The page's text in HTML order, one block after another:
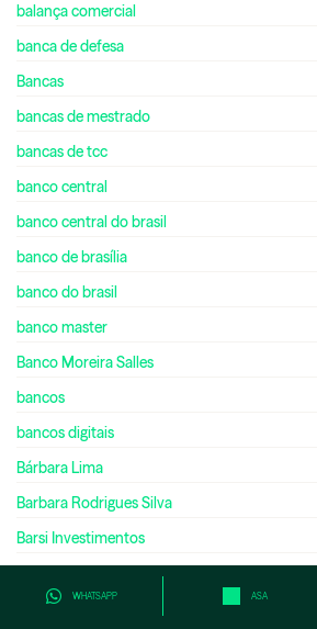
WHATSAPP ASA
balança comercial
banca de defesa
Bancas
bancas de mestrado
bancas de tcc
banco central
banco central do brasil
banco de brasília
banco do brasil
banco master
Banco Moreira Salles
bancos
bancos digitais
Bárbara Lima
Barbara Rodrigues Silva
Barsi Investimentos
Bateria Swing